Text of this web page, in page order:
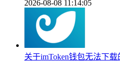
2026-08-08 11:14:05
关于imToken钱包无法下